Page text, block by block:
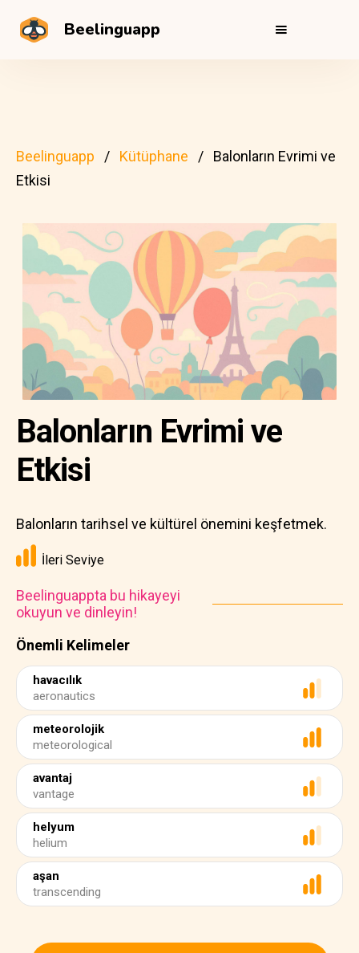
Beelinguapp
Beelinguapp Kütüphane
Balonların Evrimi ve
Etkisi
Önemli Kelimeler
havacılık
aeronautics
meteorolojik
meteorological
avantaj
vantage
helyum
helium
aşan
transcending
Balonların Evrimi ve
Etkisi
Balonların tarihsel ve kültürel önemini keşfetmek.
İleri Seviye
Beelinguappta bu hikayeyi
okuyun ve dinleyin!